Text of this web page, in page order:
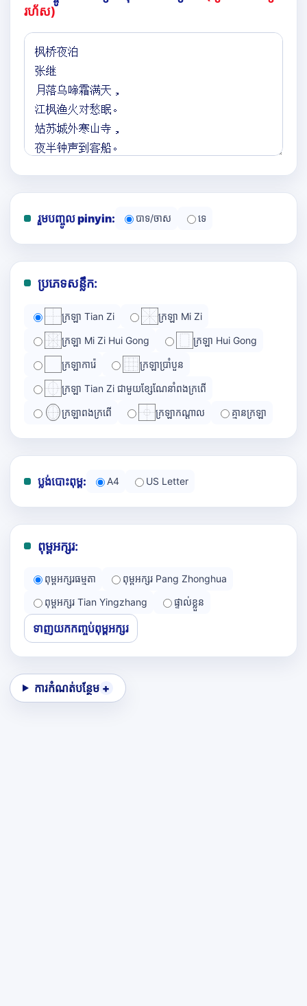
រហ័ស)
រួមបញ្ចូល pinyin: បាទ/ចាស ទេ
ប្រភេទសន្លឹក:
ក្រឡា Tian Zi ក្រឡា Mi Zi
ក្រឡា Mi Zi Hui Gong ក្រឡា Hui Gong
ក្រឡាការ៉េ ក្រឡាប្រាំបួន
ក្រឡា Tian Zi ជាមួយខ្សែណែនាំពងក្រពើ
ក្រឡាពងក្រពើ ក្រឡាកណ្ដាល គ្មានក្រឡា
ប្លង់បោះពុម្ព: A4 US Letter
ពុម្ពអក្សរ:
ពុម្ពអក្សរធម្មតា
ពុម្ពអក្សរ Pang Zhonghua
ពុម្ពអក្សរ Tian Yingzhang
ផ្ទាល់ខ្លួន
ទាញយកកញ្ចប់ពុម្ពអក្សរ
ការកំណត់បន្ថែម